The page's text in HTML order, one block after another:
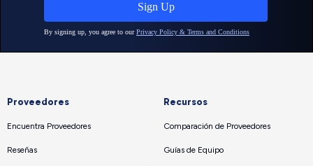
Proveedores
Encuentra Proveedores
Reseñas
Recursos
Comparación de Proveedores
Guías de Equipo